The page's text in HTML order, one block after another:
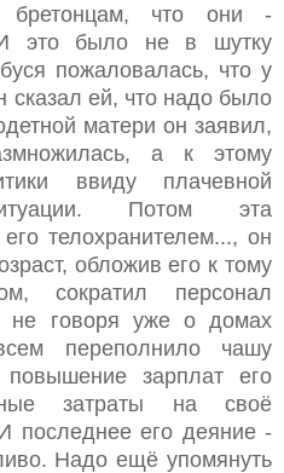
бретонцам, что они -
это было не в шутку
пожаловалась, что у
сказал ей, что надо было
матери он заявил,
а к этому
ввиду плачевной
Потом эта
телохранителем..., он
обложив его к тому
сократил персонал
не говоря уже о домах
переполнило чашу
зарплат его
затраты на своё
последнее его деяние -
Надо ещё упомянуть